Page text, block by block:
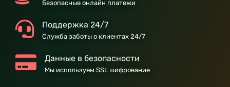
Безопасные онлайн платежи
Поддержка 24/7
Служба заботы о клиентах 24/7
Данные в безопасности
Мы используем SSL шифрование